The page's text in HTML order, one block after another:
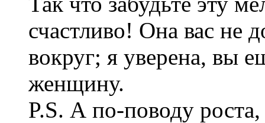
счастливо! Она вас не
вокруг; я уверена,
женщину.
P.S. А по-поводу роста,